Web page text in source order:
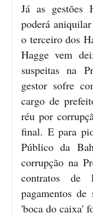
Já as gestões
poderá
o terceiro dos
Hagge vem
suspeitas na
gestor sofre
cargo de
réu por
final. E para
Público da
corrupção na
contratos de
pagamentos
'boca do caixa'